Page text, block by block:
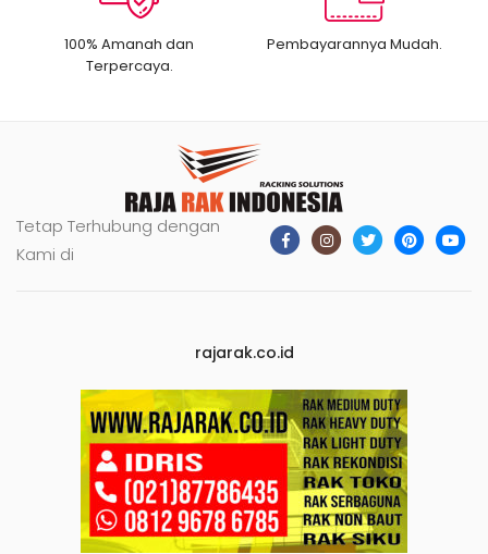
100% Amanah dan
Terpercaya.
Pembayarannya Mudah.
Tetap Terhubung dengan
Kami di
rajarak.co.id